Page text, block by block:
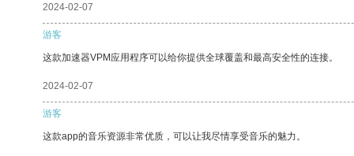
2024-02-07
游客
这款加速器VPM应用程序可以给你提供全球覆盖和最高安全性的连接。
2024-02-07
游客
这款app的音乐资源非常优质，可以让我尽情享受音乐的魅力。